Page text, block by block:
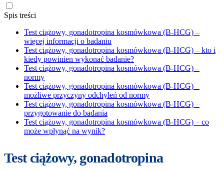
Spis treści
Test ciążowy, gonadotropina kosmówkowa (B-HCG) –
więcej informacji o badaniu
Test ciążowy, gonadotropina kosmówkowa (B-HCG) – kto i
kiedy powinien wykonać badanie?
Test ciążowy, gonadotropina kosmówkowa (B-HCG) –
normy
Test ciążowy, gonadotropina kosmówkowa (B-HCG) –
możliwe przyczyny odchyleń od normy
Test ciążowy, gonadotropina kosmówkowa (B-HCG) –
przygotowanie do badania
Test ciążowy, gonadotropina kosmówkowa (B-HCG) – co
może wpłynąć na wynik?
Test ciążowy, gonadotropina